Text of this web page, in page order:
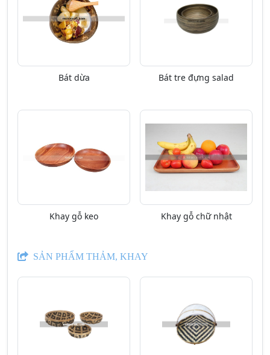
Bát dừa Bát tre đựng salad
Khay gỗ keo Khay gỗ chữ nhật
SẢN PHẨM THẢM, KHAY